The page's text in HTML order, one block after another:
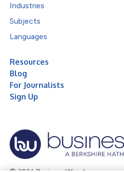
Industries
Subjects
Languages
Resources
Blog
For Journalists
Sign Up